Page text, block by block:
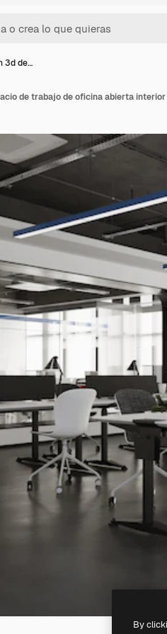
3d de…
de trabajo de oficina abierta
By